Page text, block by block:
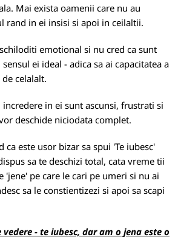
Mai exista oamenii care nu au
rand in ei insisi si apoi in ceilaltii.
emotional si nu cred ca sunt
ei ideal - adica sa ai capacitatea a
celalalt.
in ei sunt ascunsi, frustrati si
deschide niciodata complet.
ca este usor bizar sa spui 'Te iubesc'
sa te deschizi total, cata vreme tii
'jene' pe care le cari pe umeri si nu ai
sa le constientizezi si apoi sa scapi
- te iubesc, dar am o jena este o